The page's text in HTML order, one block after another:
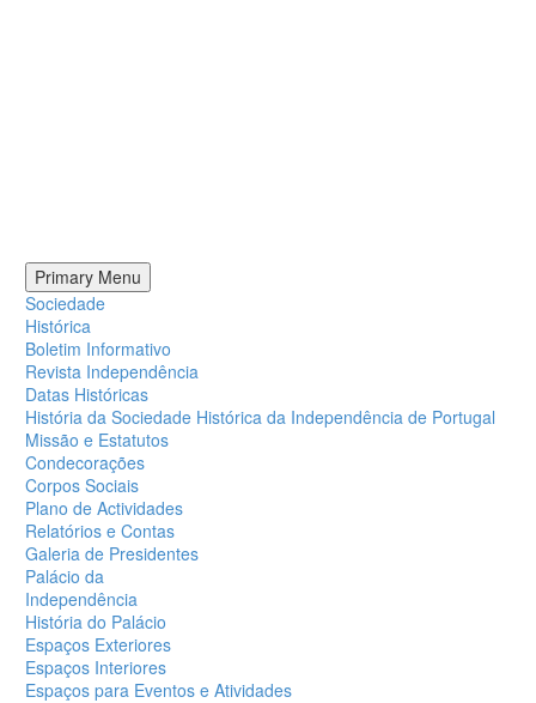
Primary Menu
Sociedade
Histórica
Boletim Informativo
Revista Independência
Datas Históricas
História da Sociedade Histórica da Independência de Portugal
Missão e Estatutos
Condecorações
Corpos Sociais
Plano de Actividades
Relatórios e Contas
Galeria de Presidentes
Palácio da
Independência
História do Palácio
Espaços Exteriores
Espaços Interiores
Espaços para Eventos e Atividades